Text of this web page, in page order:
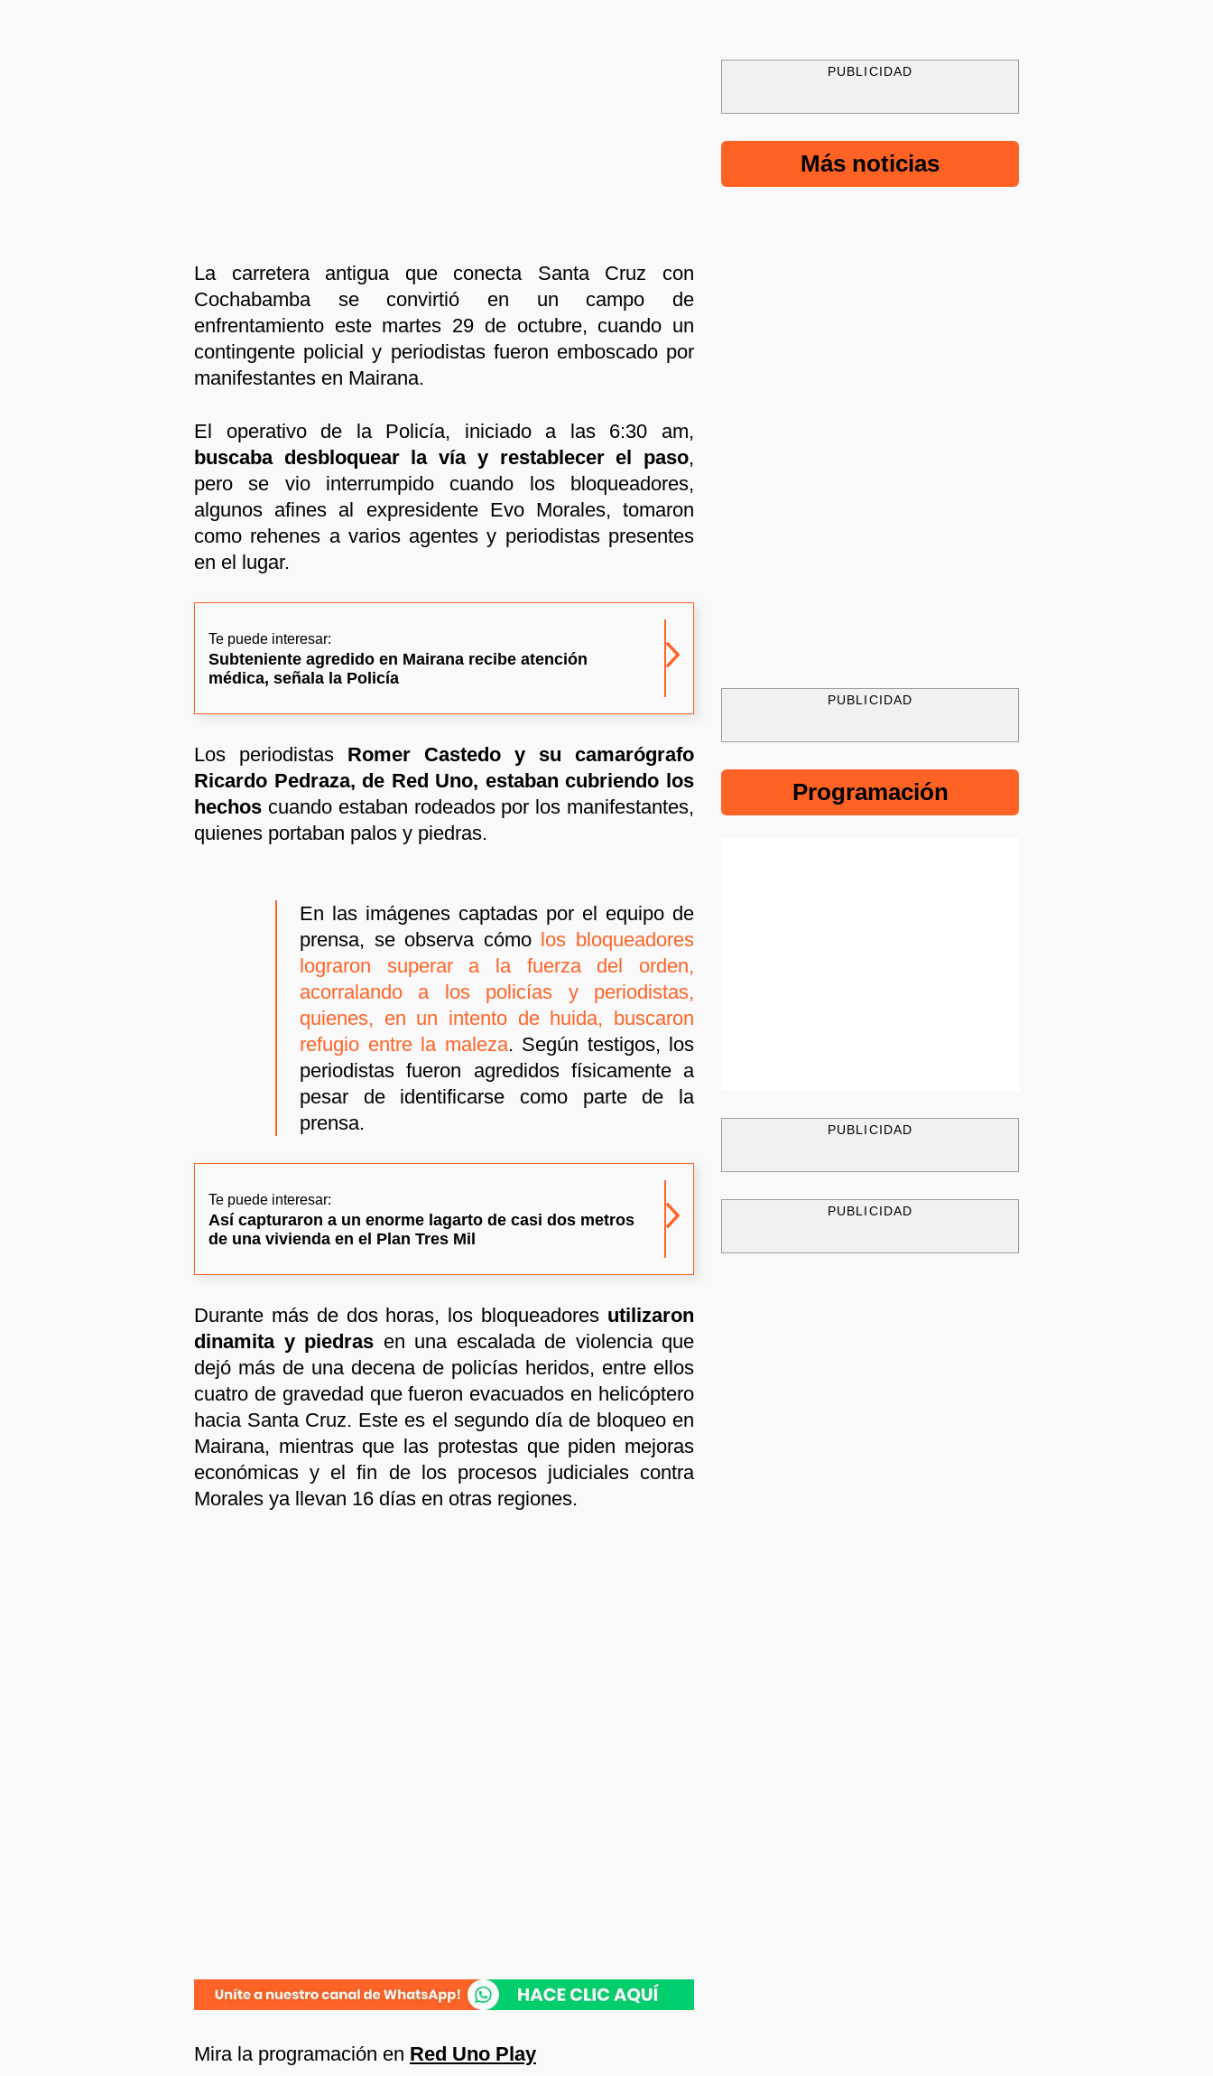
La carretera antigua que conecta Santa Cruz con
Cochabamba se convirtió en un campo de
enfrentamiento este martes 29 de octubre, cuando un
contingente policial y periodistas fueron emboscado por
manifestantes en Mairana.
El operativo de la Policía, iniciado a las 6:30 am,
buscaba desbloquear la vía y restablecer el paso,
pero se vio interrumpido cuando los bloqueadores,
algunos afines al expresidente Evo Morales, tomaron
como rehenes a varios agentes y periodistas presentes
en el lugar.
Te puede interesar:
Subteniente agredido en Mairana recibe atención
médica, señala la Policía
Los periodistas Romer Castedo y su camarógrafo
Ricardo Pedraza, de Red Uno, estaban cubriendo los
hechos cuando estaban rodeados por los manifestantes,
quienes portaban palos y piedras.
En las imágenes captadas por el equipo de
prensa, se observa cómo los bloqueadores
lograron superar a la fuerza del orden,
acorralando a los policías y periodistas,
quienes, en un intento de huida, buscaron
refugio entre la maleza. Según testigos, los
periodistas fueron agredidos físicamente a
pesar de identificarse como parte de la
prensa.
Te puede interesar:
Así capturaron a un enorme lagarto de casi dos metros
de una vivienda en el Plan Tres Mil
Durante más de dos horas, los bloqueadores utilizaron
dinamita y piedras en una escalada de violencia que
dejó más de una decena de policías heridos, entre ellos
cuatro de gravedad que fueron evacuados en helicóptero
hacia Santa Cruz. Este es el segundo día de bloqueo en
Mairana, mientras que las protestas que piden mejoras
económicas y el fin de los procesos judiciales contra
Morales ya llevan 16 días en otras regiones.
Mira la programación en Red Uno Play
PUBLICIDAD
Más noticias
PUBLICIDAD
Programación
PUBLICIDAD
PUBLICIDAD